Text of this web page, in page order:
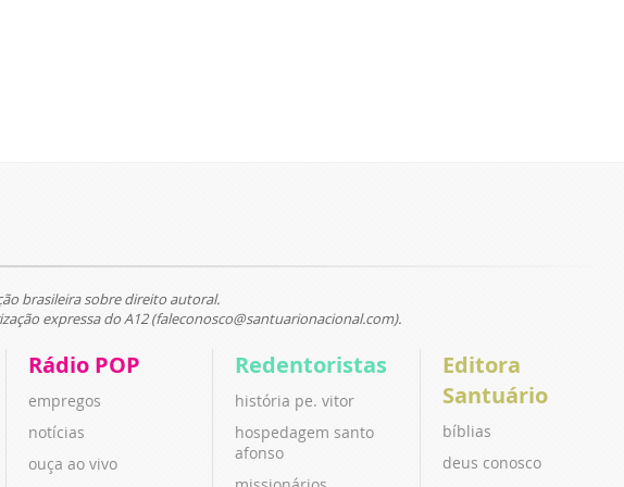
brasileira sobre direito autoral.
expressa do A12 (faleconosco@santuarionacional.com).
Rádio POP
empregos
notícias
ouça ao vivo
Redentoristas
história pe. vitor
hospedagem santo
afonso
Editora
Santuário
bíblias
deus conosco